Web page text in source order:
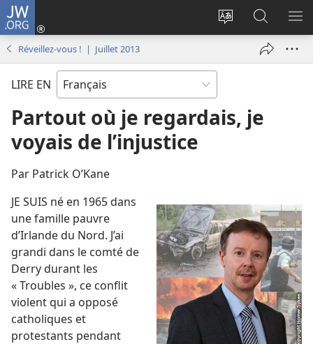
JW.ORG
Changer
langue
Se
connecter
nouvelle
sur
JW.ORG
Réveillez-vous ! | Juillet 2013
LIRE EN
Partout où je regardais, je
voyais de l’injustice
Par Patrick O’Kane
JE SUIS né en 1965 dans
une famille pauvre
d’Irlande du Nord. J’ai
grandi dans le comté de
Derry durant les
« Troubles », ce conflit
violent qui a opposé
catholiques et
protestants pendant